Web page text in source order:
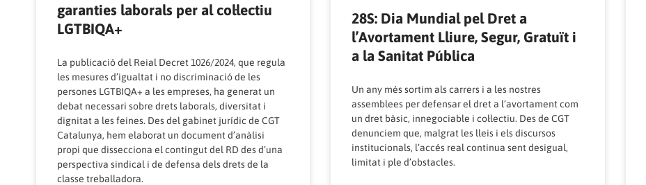
garanties laborals per al col·lectiu
LGTBIQA+
La publicació del Reial Decret 1026/2024, que regula
les mesures d’igualtat i no discriminació de les
persones LGTBIQA+ a les empreses, ha generat un
debat necessari sobre drets laborals, diversitat i
dignitat a les feines. Des del gabinet jurídic de CGT
Catalunya, hem elaborat un document d’anàlisi
propi que dissecciona el contingut del RD des d’una
perspectiva sindical i de defensa dels drets de la
classe treballadora.
28S: Dia Mundial pel Dret a
l’Avortament Lliure, Segur, Gratuït i
a la Sanitat Pública
Un any més sortim als carrers i a les nostres
assemblees per defensar el dret a l’avortament com
un dret bàsic, innegociable i col·lectiu. Des de CGT
denunciem que, malgrat les lleis i els discursos
institucionals, l’accés real continua sent desigual,
limitat i ple d’obstacles.